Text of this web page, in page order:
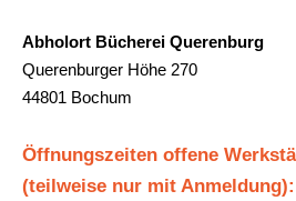
Abholort Bücherei Querenburg
Querenburger Höhe 270
44801 Bochum
Öffnungszeiten offene
(teilweise nur mit Anmeldung):